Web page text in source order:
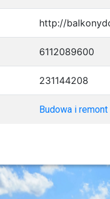
http://
6112089600
231144208
Budowa i remont